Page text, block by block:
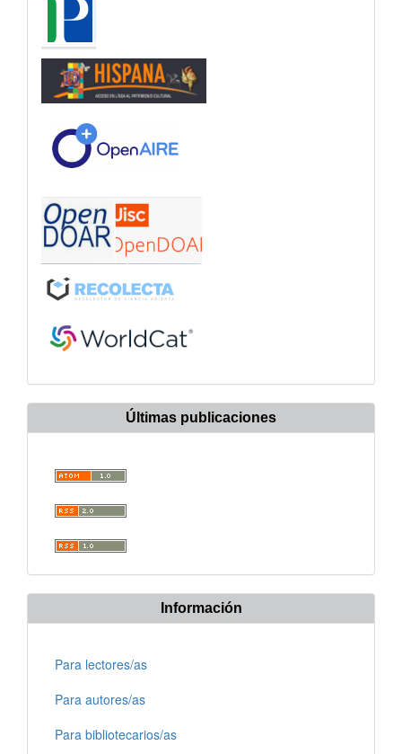
Últimas publicaciones
Información
Para lectores/as
Para autores/as
Para bibliotecarios/as